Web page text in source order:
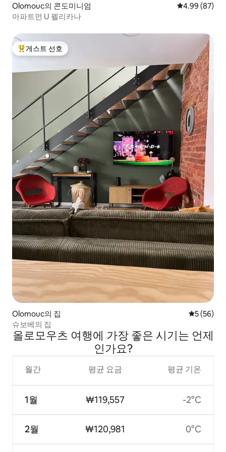
Olomouc의 콘도미니엄 평점 4.99점(5
4.99 (87)
아파트먼 U 펠리카나
상위 게스트 선호
게스트 선호
Olomouc의 집 평점 5점(5
5 (56)
슈보베의 집
올로모우츠 여행에 가장 좋은 시기는 언제
인가요?
월간
1월
2월
평균 요금
₩119,557
₩120,981
평균 기온
-2°C
0°C